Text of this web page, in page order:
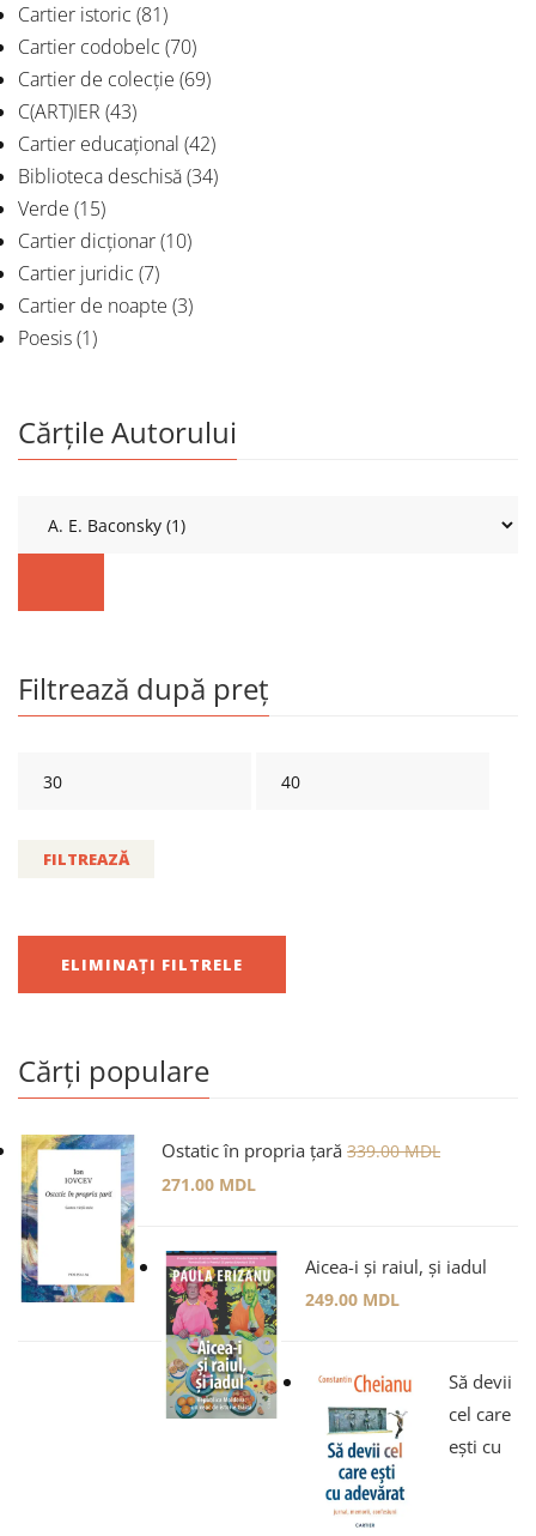
Cartier istoric (81)
Cartier codobelc (70)
Cartier de colecție (69)
C(ART)IER (43)
Cartier educațional (42)
Biblioteca deschisă(34)
Verde (15)
Cartier dicționar(10)
Cartier juridic (7)
Cartier de noapte (3)
Poesis(1)
Cărțile Autorului
Filtrează după preț
FILTREAZĂ
ELIMINAȚI FILTRELE
Cărți populare
Ostatic în propria țară 339.00MDL
271.00 MDL
Aicea-i și raiul, și iadul
249.00 MDL
Să devii
cel care
ești cu